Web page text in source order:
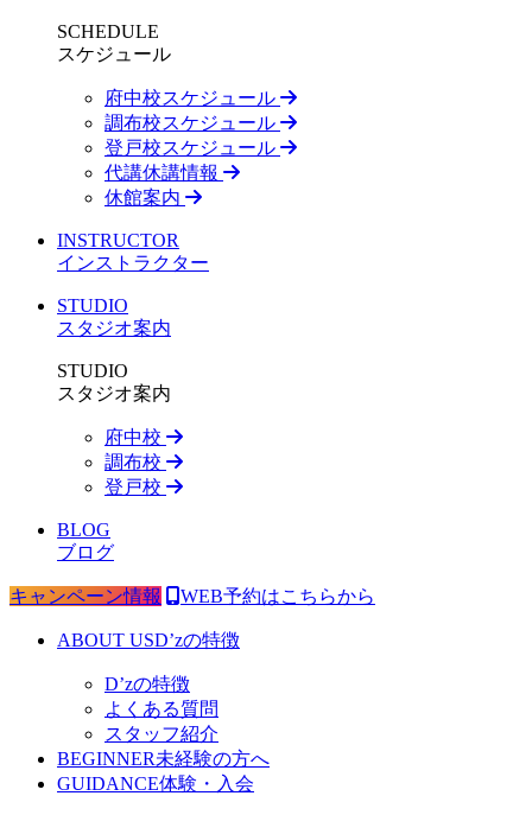
SCHEDULE
スケジュール
府中校スケジュール
調布校スケジュール
登戸校スケジュール
代講休講情報
休館案内
INSTRUCTOR
インストラクター
STUDIO
スタジオ案内
STUDIO
スタジオ案内
府中校
調布校
登戸校
BLOG
ブログ
キャンペーン情報 WEB予約はこちらから
ABOUT USD’zの特徴
D’zの特徴
よくある質問
スタッフ紹介
BEGINNER未経験の方へ
GUIDANCE体験・入会